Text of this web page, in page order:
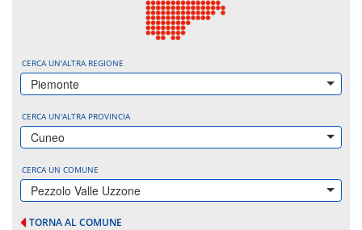
CERCA UN'ALTRA REGIONE
Piemonte
CERCA UN'ALTRA PROVINCIA
Cuneo
CERCA UN COMUNE
Pezzolo Valle Uzzone
TORNA AL COMUNE